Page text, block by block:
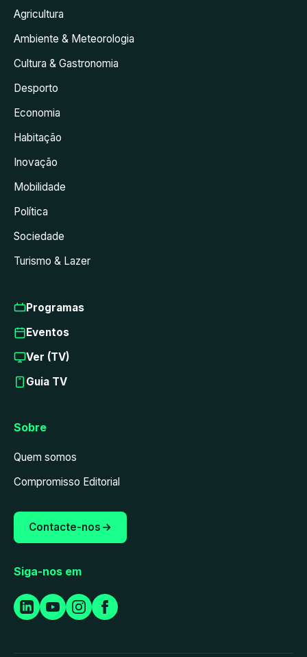
Agricultura
Ambiente & Meteorologia
Cultura & Gastronomia
Desporto
Economia
Habitação
Inovação
Mobilidade
Política
Sociedade
Turismo & Lazer
Programas
Eventos
Ver (TV)
Guia TV
Sobre
Quem somos
Compromisso Editorial
Contacte-nos
Siga-nos em